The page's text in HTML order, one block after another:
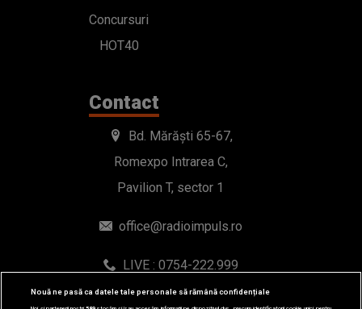
Concursuri
HOT40
Contact
Bd. Mărăști 65-67,
Romexpo Intrarea C,
Pavilion T, sector 1
office@radioimpuls.ro
LIVE : 0754-222.999
WhatsApp: 0754-222.999
Nouă ne pasă ca datele tale personale să rămână confidențiale